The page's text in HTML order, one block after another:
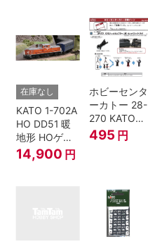
在庫なし
KATO 1-702A
HO DD51 暖
地形 HOゲー
ジ
14,900 円
ホビーセンタ
ーカトー 28-
270 KATOナ
ックルカプラ
ー 黒 センタ
495 円